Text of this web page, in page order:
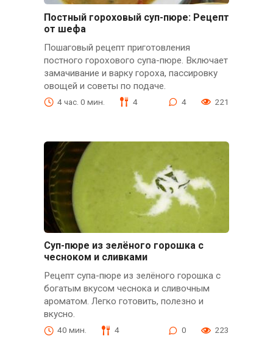
Постный гороховый суп-пюре: Рецепт
от шефа
Пошаговый рецепт приготовления
постного горохового супа-пюре. Включает
замачивание и варку гороха, пассировку
овощей и советы по подаче.
4 час. 0 мин. 4 4 221
Суп-пюре из зелёного горошка с
чесноком и сливками
Рецепт супа-пюре из зелёного горошка с
богатым вкусом чеснока и сливочным
ароматом. Легко готовить, полезно и
вкусно.
40 мин. 4 0 223